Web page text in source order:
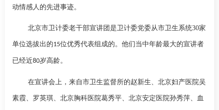
动情感人的先进事迹。
北京市卫计委老干部宣讲团是卫计委党委从市卫生系统30家
单位选拔出的15位优秀代表组成的。他们当中年龄最大的宣讲者
已经近80岁高龄。
在宣讲会上，来自市卫生监督所的赵新生、北京妇产医院吴
素霞、罗英琪、北京胸科医院葛秀平、北京安定医院孙秀萍、血